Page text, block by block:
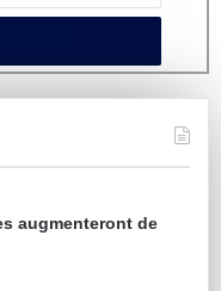
augmenteront de